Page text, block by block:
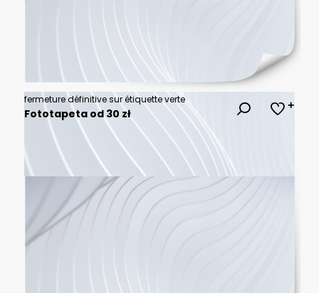
fermeture définitive sur étiquette verte
Fototapeta od 30 zł